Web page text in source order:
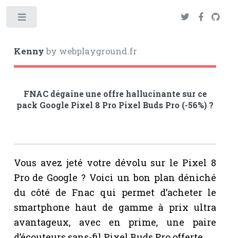
Kennyby webplayground.fr
FNAC dégaine une offre hallucinante sur ce
pack Google Pixel 8 Pro Pixel Buds Pro (-56%) ?
Vous avez jeté votre dévolu sur le Pixel 8
Pro de Google ? Voici un bon plan déniché
du côté de Fnac qui permet d’acheter le
smartphone haut de gamme à prix ultra
avantageux, avec en prime, une paire